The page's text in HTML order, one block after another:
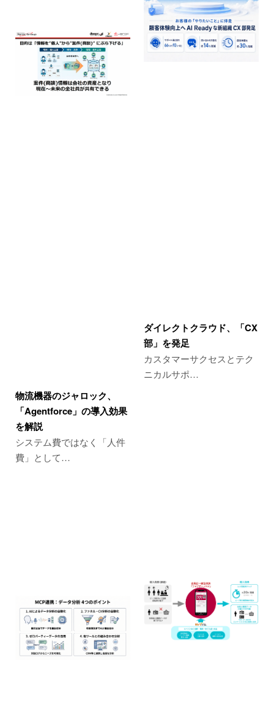
物流機器のジャロック、
「Agentforce」の導入効果
を解説
システム費ではなく「人件
費」として…
ダイレクトクラウド、「CX
部」を発足
カスタマーサクセスとテク
ニカルサポ…